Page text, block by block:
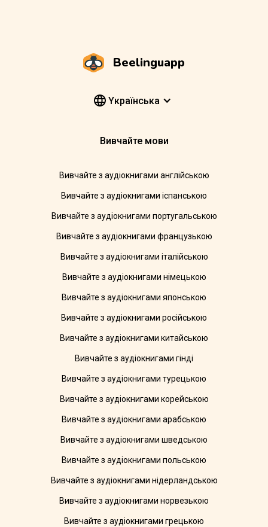
Beelinguapp
Yкраїнська
Вивчайте мови
Вивчайте з аудіокнигами англійською
Вивчайте з аудіокнигами іспанською
Вивчайте з аудіокнигами португальською
Вивчайте з аудіокнигами французькою
Вивчайте з аудіокнигами італійською
Вивчайте з аудіокнигами німецькою
Вивчайте з аудіокнигами японською
Вивчайте з аудіокнигами російською
Вивчайте з аудіокнигами китайською
Вивчайте з аудіокнигами гінді
Вивчайте з аудіокнигами турецькою
Вивчайте з аудіокнигами корейською
Вивчайте з аудіокнигами арабською
Вивчайте з аудіокнигами шведською
Вивчайте з аудіокнигами польською
Вивчайте з аудіокнигами нідерландською
Вивчайте з аудіокнигами норвезькою
Вивчайте з аудіокнигами грецькою